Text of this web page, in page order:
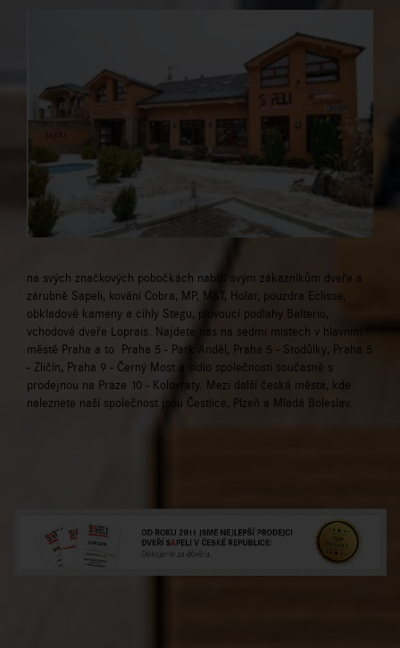
na svých značkových pobočkách nabízí svým zákazníkům dveře a
zárubně Sapeli, kování Cobra, MP, M&T, Holar, pouzdra Eclisse,
obkladové kameny a cihly Stegu, plovoucí podlahy Balterio,
vchodové dveře Loprais. Najdete nás na sedmi místech v hlavním
městě Praha a to Praha 5 - Park Anděl, Praha 5 - Stodůlky, Praha 5
- Zličín, Praha 9 - Černý Most a sídlo společnosti současně s
prodejnou na Praze 10 - Kolovraty. Mezi další česká města, kde
naleznete naší společnost jsou Čestlice, Plzeň a Mladá Boleslav.